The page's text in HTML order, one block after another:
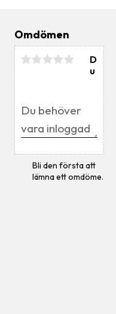
Omdömen
D
u
Bli den första att
lämna ett omdöme.